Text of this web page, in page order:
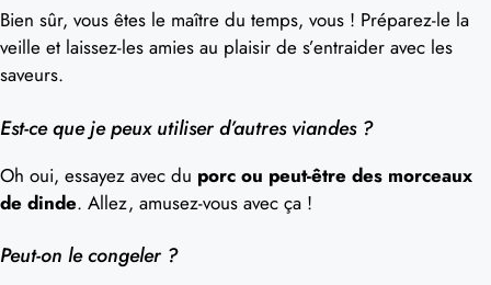
Bien sûr, vous êtes le maître du temps, vous ! Préparez-le la
veille et laissez-les amies au plaisir de s’entraider avec les
saveurs.
Est-ce que je peux utiliser d’autres viandes ?
Oh oui, essayez avec du porc ou peut-être des morceaux
de dinde. Allez, amusez-vous avec ça !
Peut-on le congeler ?